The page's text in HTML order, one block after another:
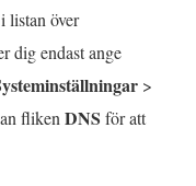
listan över
dig endast ange
>
flikenDNS för att